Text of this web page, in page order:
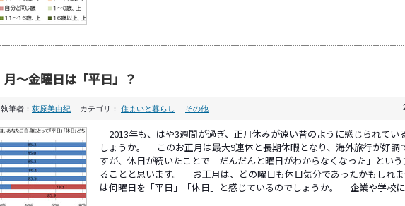
月～金曜日は「平日」？
執筆者： 荻原美由紀 カテゴリ： 住まいと暮らし その他
2013年も、はや3週間が過ぎ、正月休みが遠い昔のように感じられてい
しょうか。 このお正月は最大9連休と長期休暇となり、海外旅行が好調
すが、休日が続いたことで「だんだんと曜日がわからなくなった」とい
ることと思います。 お正月は、どの曜日も休日気分であったかもしれ
は何曜日を「平日」「休日」と感じているのでしょうか。 企業や学校